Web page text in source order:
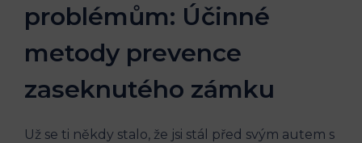
problémům: Účinné
metody prevence
zaseknutého zámku
Už se ti někdy stalo, že jsi stál před svým autem s